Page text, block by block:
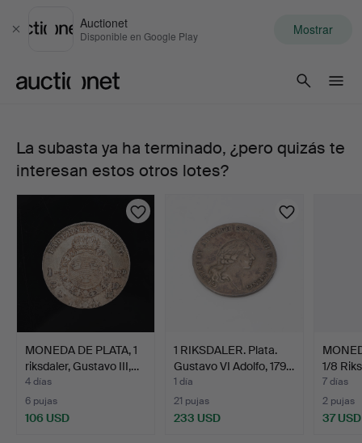
Cerrar
Auctionet
Disponible en Google Play Mostrar
207.
GUNNAR
CYRÉN,
escultura,
Riksdag,
bronce
patinado
La subasta ya ha terminado, ¿pero quizás te
interesan estos otros lotes?
MONEDA DE PLATA, 1
riksdaler, Gustavo III,…
4 días
6 pujas
106 USD
1 RIKSDALER. Plata.
Gustavo VI Adolfo, 179…
1 día
21 pujas
233 USD
1/8
Carlo…
7 días
2 pujas
37 USD